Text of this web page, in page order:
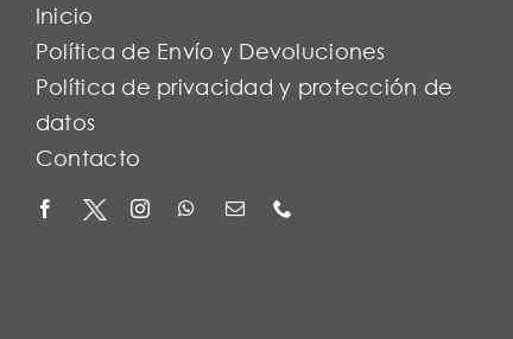
Inicio
Política de Envío y Devoluciones
Política de privacidad y protección de
datos
Contacto